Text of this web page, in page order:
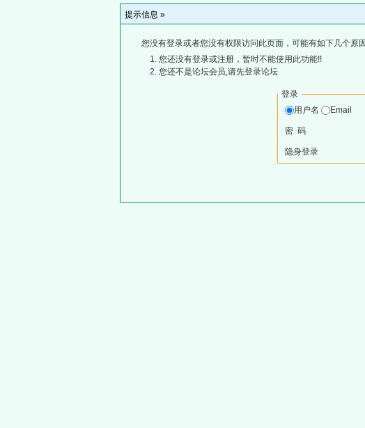
提示信息 »
您没有登录或者您没有权限访问此页面，可能有如下几个原
您还没有登录或注册，暂时不能使用此功能!!
您还不是论坛会员,请先登录论坛
登录
用户名
Email
密 码
隐身登录